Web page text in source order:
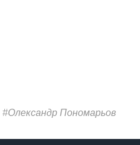
#Олександр Пономарьов